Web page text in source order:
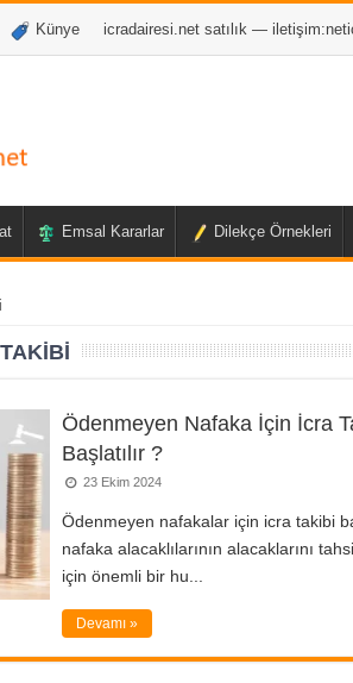
Künye icradairesi.net satılık — iletişim:
Emsal Kararlar Dilekçe Örnekleri
Ödenmeyen Nafaka İçin İcra
Başlatılır ?
23 Ekim 2024
Ödenmeyen nafakalar için icra takibi
nafaka alacaklılarının alacaklarını
için önemli bir hu...
Devamı »